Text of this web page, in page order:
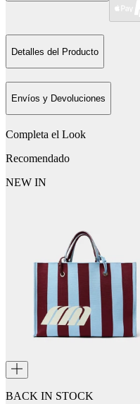
Detalles del Producto
Envíos y Devoluciones
Completa el Look
Recomendado
NEW IN
BACK IN STOCK